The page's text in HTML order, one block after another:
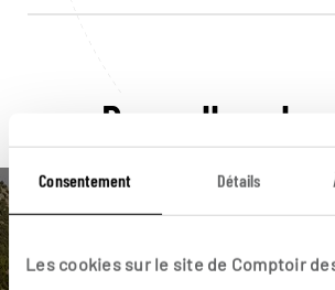
Consentement Détails
Les cookies sur le site de Comptoir
Pour aller plus
Nos 6 idées de